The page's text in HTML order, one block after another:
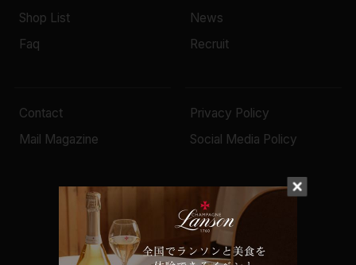
Shop List
Faq
News
Recruit
Contact
Mail Magazine
Privacy Policy
Social Media Policy